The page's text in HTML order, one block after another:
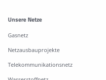
Weitere Informationen
Unsere Netze
Gasnetz
Netzausbauprojekte
Telekommunikationsnetz